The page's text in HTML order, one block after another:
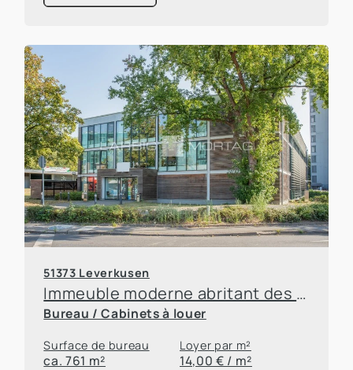
51373 Leverkusen
Immeuble moderne abritant des bureaux et des cabinets médicaux à Leverkusen
Bureau / Cabinets à louer
Surface de bureau
ca. 761 m²
Loyer par m²
14,00 € / m²